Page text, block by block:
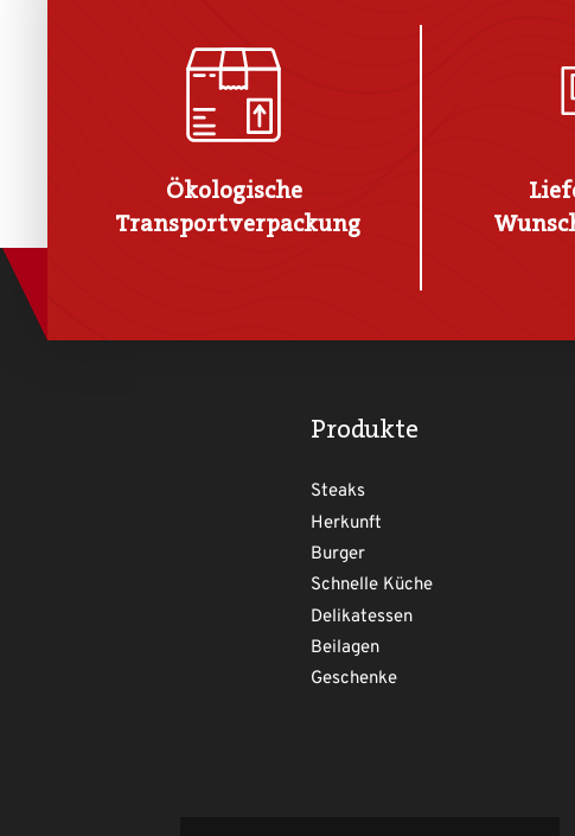
Ökologische
Transportverpackung
Produkte
Steaks
Herkunft
Burger
Schnelle Küche
Delikatessen
Beilagen
Geschenke